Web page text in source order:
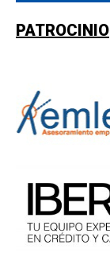
PATROCINIO